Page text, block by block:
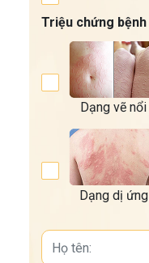
Triệu chứng bệnh
Dạng vẽ nổi
Dạng dị ứng